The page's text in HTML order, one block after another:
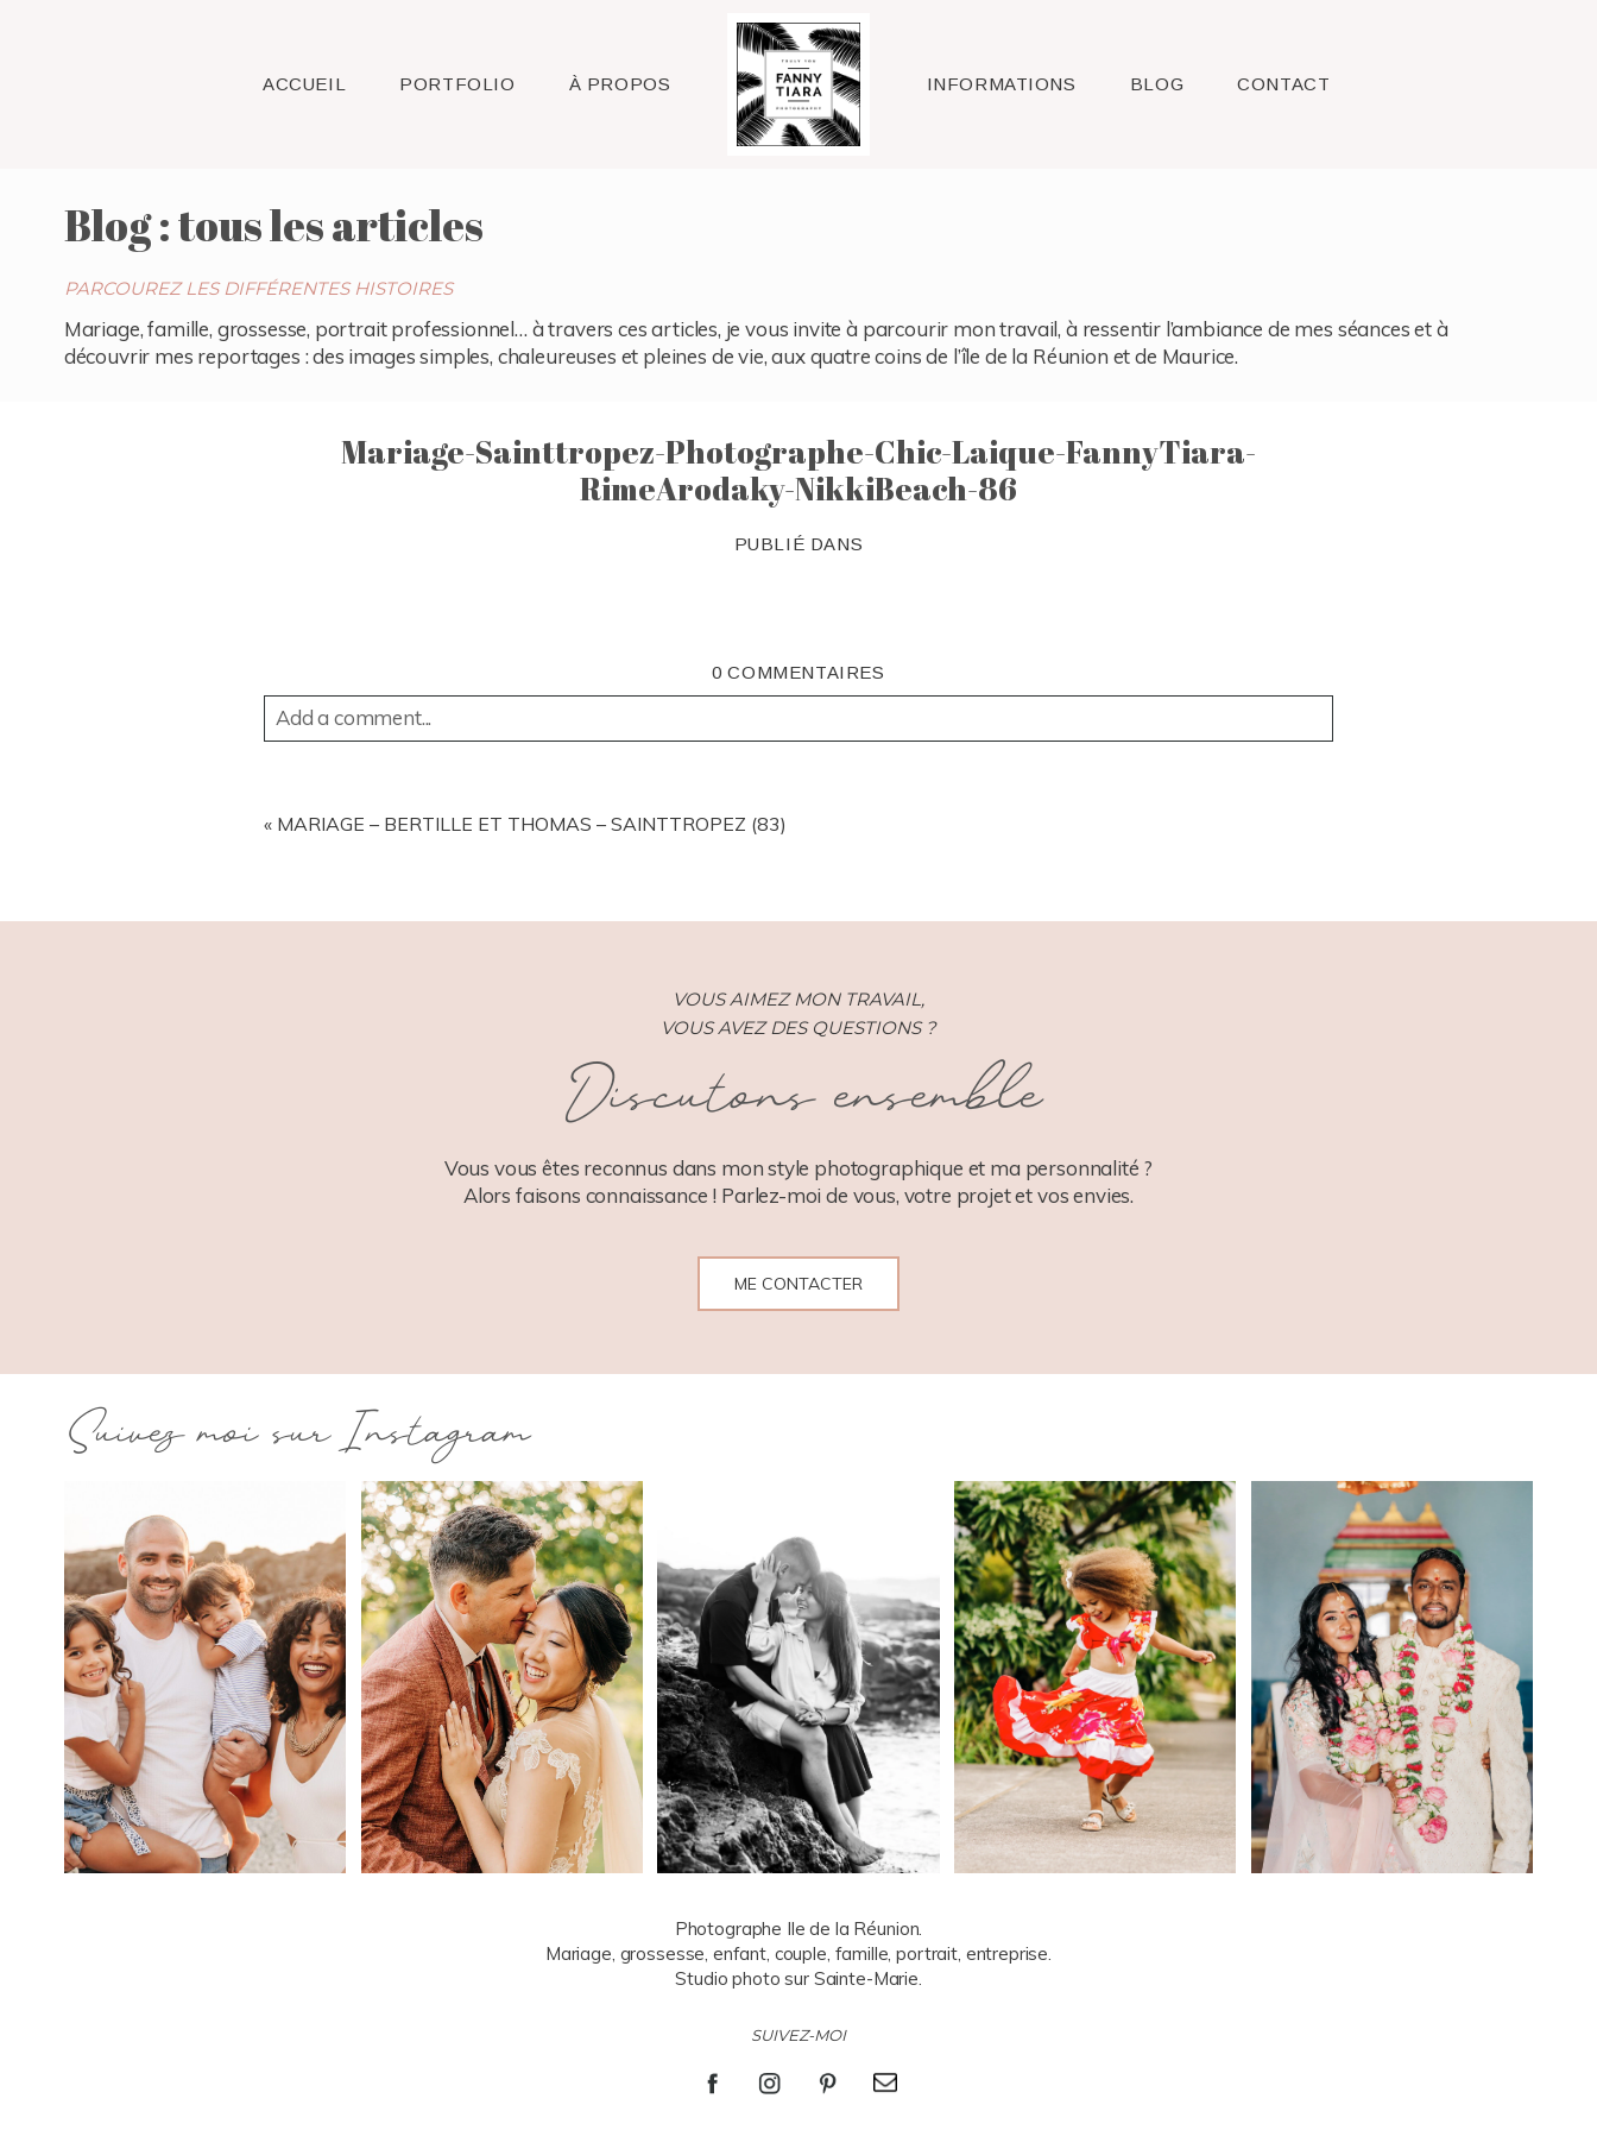
ACCUEIL PORTFOLIO À PROPOS Raleigh INFORMATIONS BLOG CONTACT
Blog : tous les articles
PARCOUREZ LES DIFFÉRENTES HISTOIRES
Mariage, famille, grossesse, portrait professionnel… à travers ces articles, je vous invite à parcourir mon travail, à ressentir l’ambiance de mes séances et à
découvrir mes reportages : des images simples, chaleureuses et pleines de vie, aux quatre coins de l’île de la Réunion et de Maurice.
Mariage-Sainttropez-Photographe-Chic-Laique-FannyTiara-
RimeArodaky-NikkiBeach-86
PUBLIÉ DANS
0 COMMENTAIRES
Add a comment...
« MARIAGE – BERTILLE ET THOMAS – SAINTTROPEZ (83)
VOUS AIMEZ MON TRAVAIL,
VOUS AVEZ DES QUESTIONS ?
Discutons ensemble
Vous vous êtes reconnus dans mon style photographique et ma personnalité ?
Alors faisons connaissance ! Parlez-moi de vous, votre projet et vos envies.
ME CONTACTER
Suivez moi sur Instagram
Photographe Ile de la Réunion.
Mariage, grossesse, enfant, couple, famille, portrait, entreprise.
Studio photo sur Sainte-Marie.
SUIVEZ-MOI